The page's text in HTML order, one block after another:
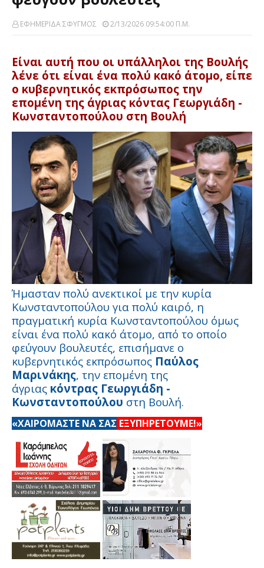
ΕΦΗΜΕΡΙΔΑ ΣΦΥΓΜΟΣ 2/13/2026 09:54:00 Π.μ.
Είναι αυτή που οι υπάλληλοι της Βουλής
λένε ότι είναι ένα πολύ κακό άτομο, είπε
ο κυβερνητικός εκπρόσωπος την
επομένη της άγριας κόντας Γεωργιάδη -
Κωνσταντοπούλου στη Βουλή
Ήμασταν πολύ ανεκτικοί με την κυρία
Κωνσταντοπούλου για πολύ καιρό, η
πραγματική κυρία Κωνσταντοπούλου όμως
είναι ένα πολύ κακό άτομο, από το οποίο
φεύγουν βουλευτές, επισήμανε ο
κυβερνητικός εκπρόσωπος Παύλος
Μαρινάκης, την επομένη της
άγριας κόντρας Γεωργιάδη -
Κωνσταντοπούλου στη Βουλή.
«ΧΑΙΡΟΜΑΣΤΕ ΝΑ ΣΑΣ ΕΞΥΠΗΡΕΤΟΥΜΕ!»